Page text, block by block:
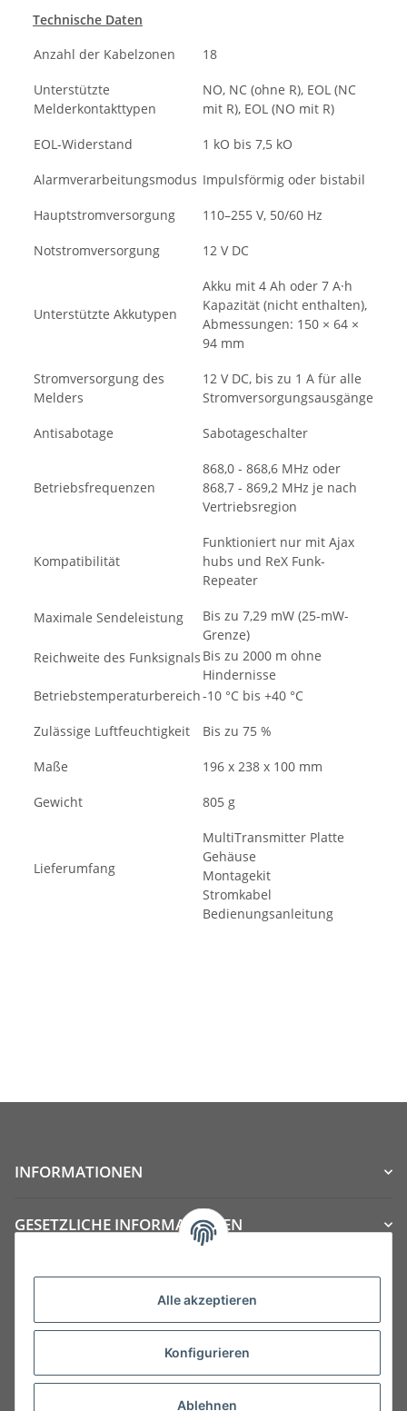
Alle akzeptieren
Konfigurieren
Ablehnen
Technische Daten
Anzahl der Kabelzonen
18
Unterstützte
Melderkontakttypen
NO, NC (ohne R), EOL (NC
mit R), EOL (NO mit R)
EOL-Widerstand 1 kO bis 7,5 kO
Alarmverarbeitungsmodus Impulsförmig oder bistabil
Hauptstromversorgung 110–255 V, 50/60 Hz
Notstromversorgung 12 V DC
Unterstützte Akkutypen
Akku mit 4 Ah oder 7 A·h
Kapazität (nicht enthalten),
Abmessungen: 150 × 64 ×
94 mm
Stromversorgung des
Melders
12 V DC, bis zu 1 A für alle
Stromversorgungsausgänge
Antisabotage Sabotageschalter
Betriebsfrequenzen
868,0 - 868,6 MHz oder
868,7 - 869,2 MHz je nach
Vertriebsregion
Kompatibilität
Funktioniert nur mit Ajax
hubs und ReX Funk-
Repeater
Maximale Sendeleistung
Bis zu 7,29 mW (25-mW-
Grenze)
Reichweite des Funksignals Bis zu 2000 m ohne
Hindernisse
Betriebstemperaturbereich-10 °C bis +40 °C
Zulässige Luftfeuchtigkeit Bis zu 75 %
Maße 196 x 238 x 100 mm
Gewicht 805 g
Lieferumfang
MultiTransmitter Platte
Gehäuse
Montagekit
Stromkabel
Bedienungsanleitung
INFORMATIONEN
GESETZLICHE INFORMATIONEN
Kategorien